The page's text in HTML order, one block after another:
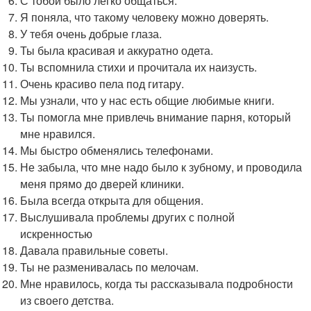
Я поняла, что такому человеку можно доверять.
У тебя очень добрые глаза.
Ты была красивая и аккуратно одета.
Ты вспомнила стихи и прочитала их наизусть.
Очень красиво пела под гитару.
Мы узнали, что у нас есть общие любимые книги.
Ты помогла мне привлечь внимание парня, который
мне нравился.
Мы быстро обменялись телефонами.
Не забыла, что мне надо было к зубному, и проводила
меня прямо до дверей клиники.
Была всегда открыта для общения.
Выслушивала проблемы других с полной
искренностью
Давала правильные советы.
Ты не разменивалась по мелочам.
Мне нравилось, когда ты рассказывала подробности
из своего детства.